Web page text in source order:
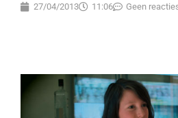
27/04/2013 11:06 Geen